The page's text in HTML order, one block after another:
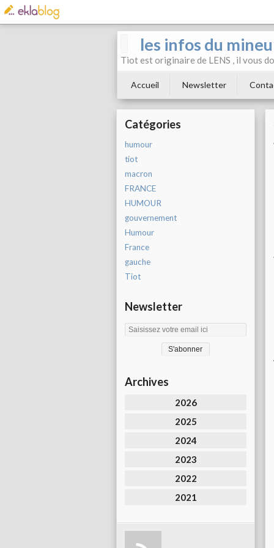
les infos du
Tiot est originaire de LENS , il vous
Accueil Newsletter
Catégories
humour
tiot
macron
FRANCE
HUMOUR
gouvernement
Humour
France
gauche
Tiot
Newsletter
Archives
2026
2025
2024
2023
2022
2021